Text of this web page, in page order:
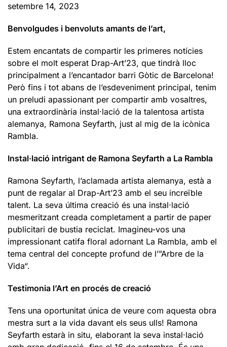
setembre 14, 2023
Benvolgudes i benvoluts amants de l’art,
Estem encantats de compartir les primeres notícies
sobre el molt esperat Drap-Art’23, que tindrà lloc
principalment a l’encantador barri Gòtic de Barcelona!
Però fins i tot abans de l’esdeveniment principal, tenim
un preludi apassionant per compartir amb vosaltres,
una extraordinària instal·lació de la talentosa artista
alemanya, Ramona Seyfarth, just al mig de la icònica
Rambla.
Instal·lació intrigant de Ramona Seyfarth a La Rambla
Ramona Seyfarth, l’aclamada artista alemanya, està a
punt de regalar al Drap-Art’23 amb el seu increïble
talent. La seva última creació és una instal·lació
mesmeritzant creada completament a partir de paper
publicitari de bustia reciclat. Imagineu-vos una
impressionant catifa floral adornant La Rambla, amb el
tema central del concepte profund de l’”Arbre de la
Vida“.
Testimonia l’Art en procés de creació
Tens una oportunitat única de veure com aquesta obra
mestra surt a la vida davant els seus ulls! Ramona
Seyfarth estarà in situ, elaborant la seva instal·lació